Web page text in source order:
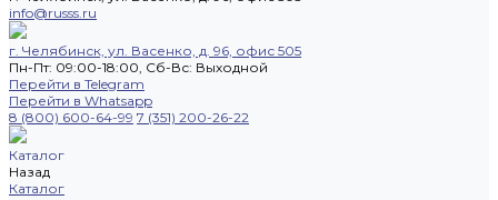
info@russs.ru
г. Челябинск, ул. Васенко, д. 96, офис 505
Пн-Пт: 09:00-18:00, Cб-Вс: Выходной
Перейти в Telegram
Перейти в Whatsapp
8 (800) 600-64-99 7 (351) 200-26-22
Каталог
Назад
Каталог